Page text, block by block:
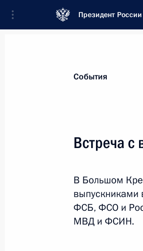
Президент России
Новости
29 июня 2022 года,
События
Встреча с
В Большом
ФСБ, ФСО и
МВД и ФСИН.